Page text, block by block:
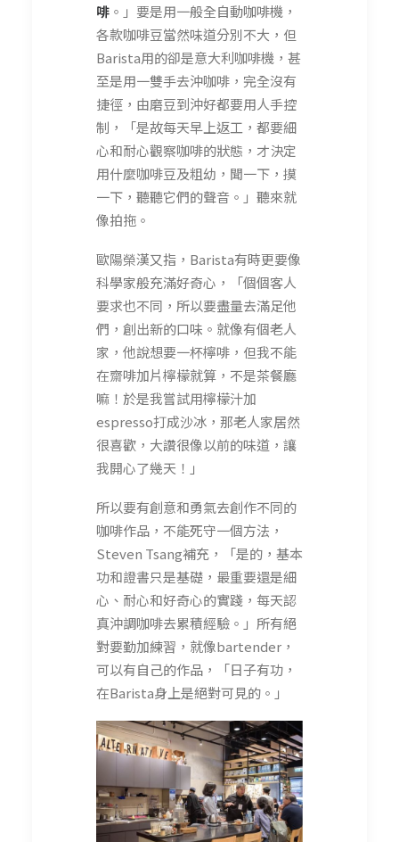
啡 。」要是用一般全自動咖啡機，
各款咖啡豆當然味道分別不大，但
Barista用的卻是意大利咖啡機，甚
至是用一雙手去沖咖啡，完全沒有
捷徑，由磨豆到沖好都要用人手控
制，「是故每天早上返工，都要細
心和耐心觀察咖啡的狀態，才決定
用什麼咖啡豆及粗幼，聞一下，摸
一下，聽聽它們的聲音。」聽來就
像拍拖。
歐陽榮漢又指，Barista有時更要像
科學家般充滿好奇心，「個個客人
要求也不同，所以要盡量去滿足他
們，創出新的口味。就像有個老人
家，他說想要一杯檸啡，但我不能
在齋啡加片檸檬就算，不是茶餐廳
嘛！於是我嘗試用檸檬汁加
espresso打成沙冰，那老人家居然
很喜歡，大讚很像以前的味道，讓
我開心了幾天！」
所以要有創意和勇氣去創作不同的
咖啡作品，不能死守一個方法，
Steven Tsang補充，「是的，基本
功和證書只是基礎，最重要還是細
心、耐心和好奇心的實踐，每天認
真沖調咖啡去累積經驗。」所有絕
對要勤加練習，就像bartender，
可以有自己的作品，「日子有功，
在Barista身上是絕對可見的。」